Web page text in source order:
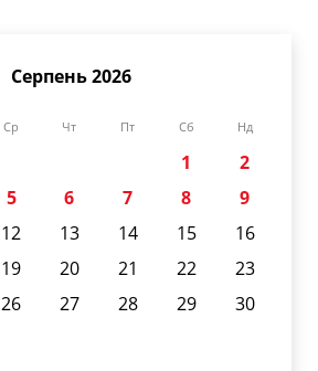
Серпень 2026
Ср Чт Пт Сб Нд
1
2
5 6 7 8
9
12 13 14 15
16
19 20 21 22
23
26 27 28 29
30